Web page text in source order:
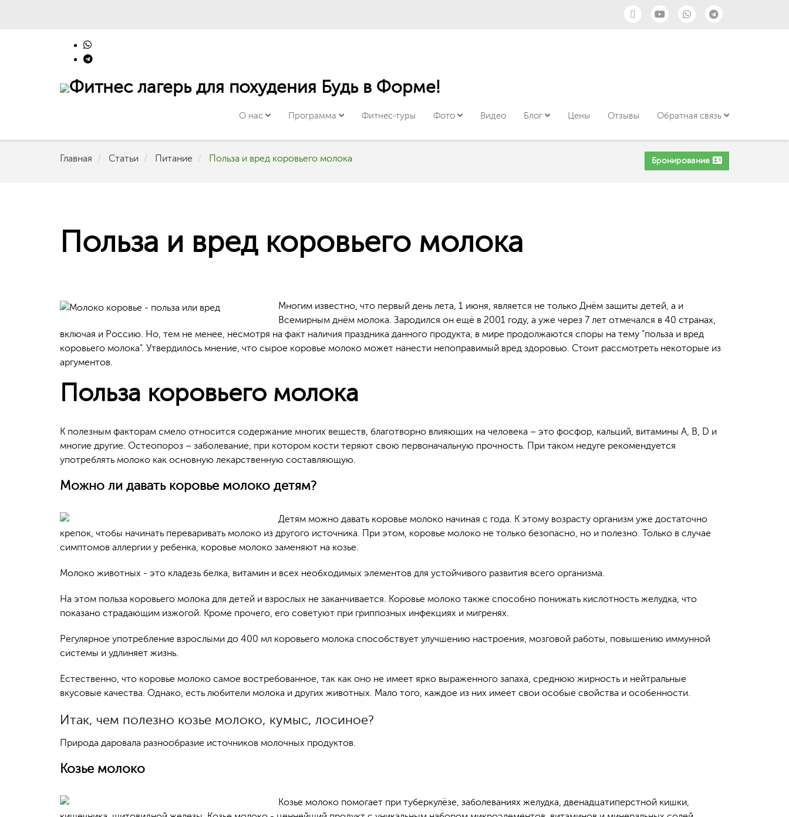
О нас Программа Фитнес-туры Фото Видео Блог Цены Отзывы Обратная связь
Главная Статьи Питание Польза и вред коровьего молока Бронирование
Польза и вред коровьего молока
Многим известно, что первый день лета, 1 июня, является не только Днём защиты детей, а и
Всемирным днём молока. Зародился он ещё в 2001 году, а уже через 7 лет отмечался в 40 странах,
включая и Россию. Но, тем не менее, несмотря на факт наличия праздника данного продукта, в мире продолжаются споры на тему "польза и вред
коровьего молока". Утвердилось мнение, что сырое коровье молоко может нанести непоправимый вред здоровью. Стоит рассмотреть некоторые из
аргументов.
Польза коровьего молока
К полезным факторам смело относится содержание многих веществ, благотворно влияющих на человека – это фосфор, кальций, витамины A, B, D и
многие другие. Остеопороз – заболевание, при котором кости теряют свою первоначальную прочность. При таком недуге рекомендуется
употреблять молоко как основную лекарственную составляющую.
Можно ли давать коровье молоко детям?
Детям можно давать коровье молоко начиная с года. К этому возрасту организм уже достаточно
крепок, чтобы начинать переваривать молоко из другого источника. При этом, коровье молоко не только безопасно, но и полезно. Только в случае
симптомов аллергии у ребенка, коровье молоко заменяют на козье.
Молоко животных - это кладезь белка, витамин и всех необходимых элементов для устойчивого развития всего организма.
На этом польза коровьего молока для детей и взрослых не заканчивается. Коровье молоко также способно понижать кислотность желудка, что
показано страдающим изжогой. Кроме прочего, его советуют при гриппозных инфекциях и мигренях.
Регулярное употребление взрослыми до 400 мл коровьего молока способствует улучшению настроения, мозговой работы, повышению иммунной
системы и удлиняет жизнь.
Естественно, что коровье молоко самое востребованное, так как оно не имеет ярко выраженного запаха, среднюю жирность и нейтральные
вкусовые качества. Однако, есть любители молока и других животных. Мало того, каждое из них имеет свои особые свойства и особенности.
Итак, чем полезно козье молоко, кумыс, лосиное?
Природа даровала разнообразие источников молочных продуктов.
Козье молоко
Козье молоко помогает при туберкулёзе, заболеваниях желудка, двенадцатиперстной кишки,